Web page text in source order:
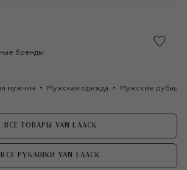
бренды
мужчин Мужская одежда Мужские
ВСЕ ТОВАРЫ VAN LAACK
ВСЕ РУБАШКИ VAN LAACK